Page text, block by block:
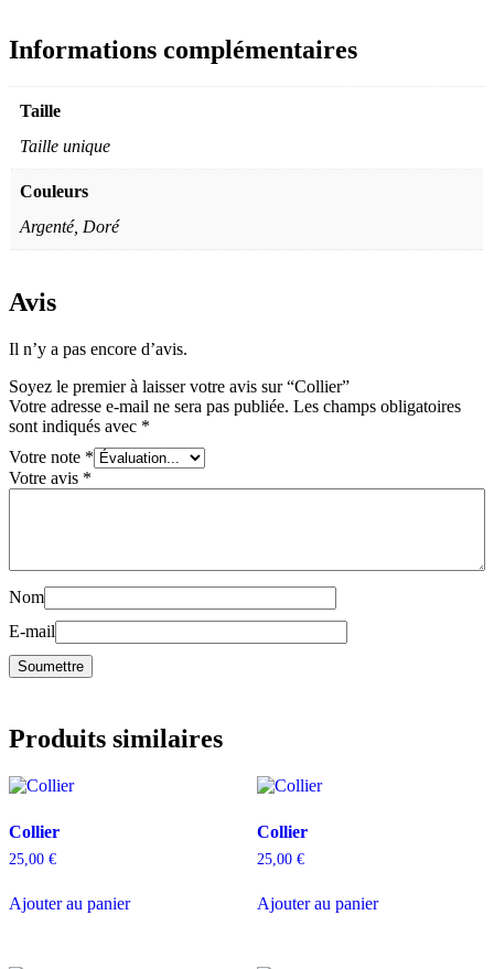
Informations complémentaires
Taille
Taille unique
Couleurs
Argenté, Doré
Avis
Il n’y a pas encore d’avis.
Soyez le premier à laisser votre avis sur “Collier”
Votre adresse e-mail ne sera pas publiée. Les champs obligatoires
sont indiqués avec *
Votre note *
Votre avis *
Nom
E-mail
Produits similaires
Collier
25,00 €
Ajouter au panier
Collier
25,00 €
Ajouter au panier